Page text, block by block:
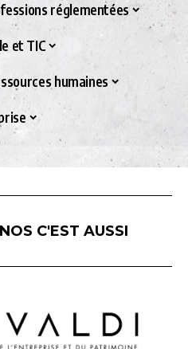
réglementées
et TIC
humaines
C'EST AUSSI